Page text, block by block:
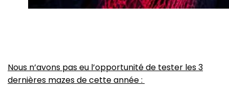
Nous n’avons pas eu l’opportunité de tester les 3
dernières mazes de cette année :